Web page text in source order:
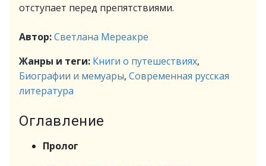
отступает перед препятствиями.
Автор:Светлана Мереакре
Жанры и теги: Книги о путешествиях,
Биографии и мемуары, Современная русская
литература
Оглавление
Пролог